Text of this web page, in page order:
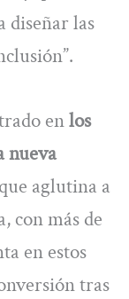
diseñar las
enlos
nueva
aglutina a
con más de
en estos
tras